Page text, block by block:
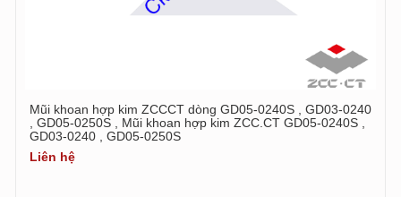
Mũi khoan hợp kim ZCCCT dòng GD05-0240S , GD03-0240
, GD05-0250S , Mũi khoan hợp kim ZCC.CT GD05-0240S ,
GD03-0240 , GD05-0250S
Liên hệ